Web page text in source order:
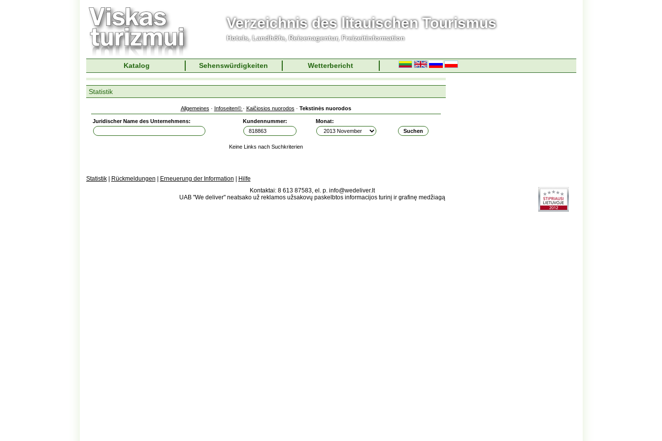
Verzeichnis des litauischen Tourismus
Hotels, Landhöfe, Reisenagentur, Freizeitinformation
Katalog Sehenswürdigkeiten Wetterbericht
Statistik
Allgemeines · Infoseiten© · Kaičiosios nuorodos · Tekstinės nuorodos
Juridischer Name des Unternehmens: Kundennummer: Monat:
Keine Links nach Suchkriterien
Statistik Rückmeldungen Erneuerung der Information
Hilfe
Kontaktai: 8 613 87583, el. p. info@wedeliver.lt
UAB "We deliver" neatsako už reklamos užsakovų paskelbtos informacijos turinį ir grafinę medžiagą